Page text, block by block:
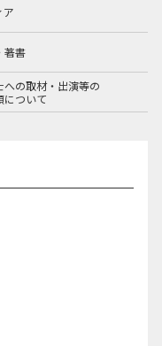
ア
著書
への取材・出演等の
について